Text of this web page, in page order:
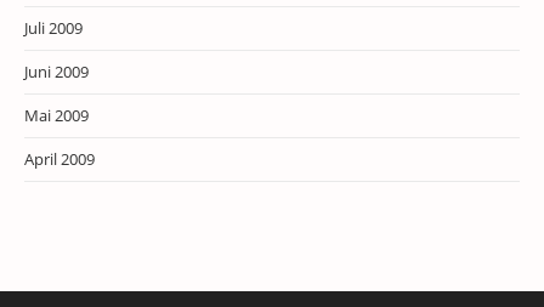
Juli 2009
Juni 2009
Mai 2009
April 2009